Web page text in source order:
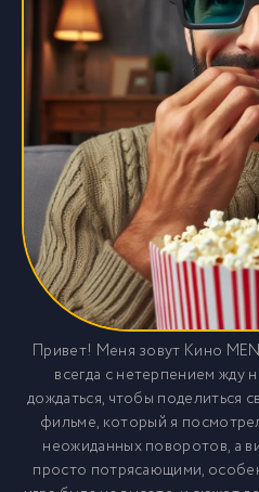
Привет! Меня зовут Кино
всегда с нетерпением жду
дождаться, чтобы поделиться
фильме, который я
неожиданных поворотов, а
просто потрясающими,